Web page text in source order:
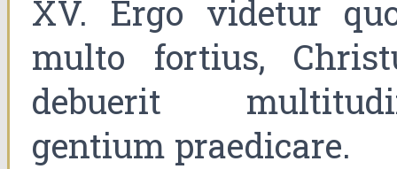
XV. Ergo videtur
multo fortius,
debuerit
gentium praedicare.